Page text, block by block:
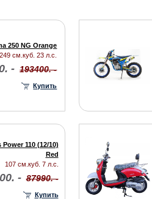
250 NG Orange
249 см.куб. 23 л.с.
- 193400. -
Купить
110 (12/10)
Red
107 см.куб. 7 л.с.
- 87990. -
Купить